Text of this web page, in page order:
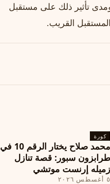
تأثير ذلك على مستقبل
القريب.
كورة
محمد صلاح يختار الرقم 10 في
طرابزون سبور: قصة تنازل
زميله إرنست موتشي
٥ أغسطس ٢٠٢٦